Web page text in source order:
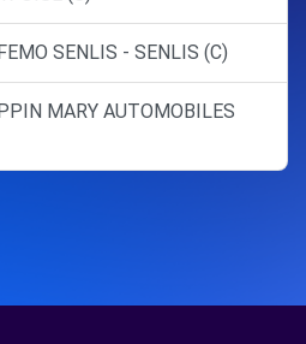
SENLIS - SENLIS (C)
MARY AUTOMOBILES